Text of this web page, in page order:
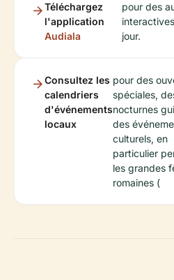
Téléchargez
l'application
Audiala
pour des
jour.
Consultez les
calendriers
d'événements
locaux
pour des
spéciales,
nocturnes
des
culturels, en
particulier
les grandes
romaines (